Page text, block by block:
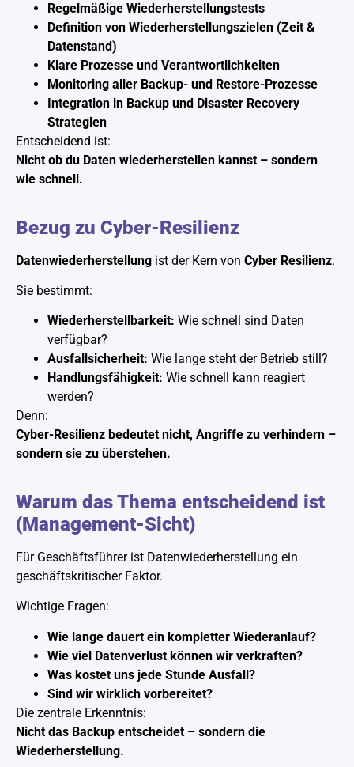
Regelmäßige Wiederherstellungstests
Definition von Wiederherstellungszielen (Zeit &
Datenstand)
Klare Prozesse und Verantwortlichkeiten
Monitoring aller Backup- und Restore-Prozesse
Integration in Backup und Disaster Recovery
Strategien
Entscheidend ist:
Nicht ob du Daten wiederherstellen kannst – sondern
wie schnell.
Bezug zu Cyber-Resilienz
Datenwiederherstellung ist der Kern von Cyber Resilienz.
Sie bestimmt:
Wiederherstellbarkeit: Wie schnell sind Daten
verfügbar?
Ausfallsicherheit: Wie lange steht der Betrieb still?
Handlungsfähigkeit: Wie schnell kann reagiert
werden?
Denn:
Cyber-Resilienz bedeutet nicht, Angriffe zu verhindern –
sondern sie zu überstehen.
Warum das Thema entscheidend ist
(Management-Sicht)
Für Geschäftsführer ist Datenwiederherstellung ein
geschäftskritischer Faktor.
Wichtige Fragen:
Wie lange dauert ein kompletter Wiederanlauf?
Wie viel Datenverlust können wir verkraften?
Was kostet uns jede Stunde Ausfall?
Sind wir wirklich vorbereitet?
Die zentrale Erkenntnis:
Nicht das Backup entscheidet – sondern die
Wiederherstellung.